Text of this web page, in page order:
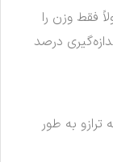
فقط وزن را
درصد
به طور